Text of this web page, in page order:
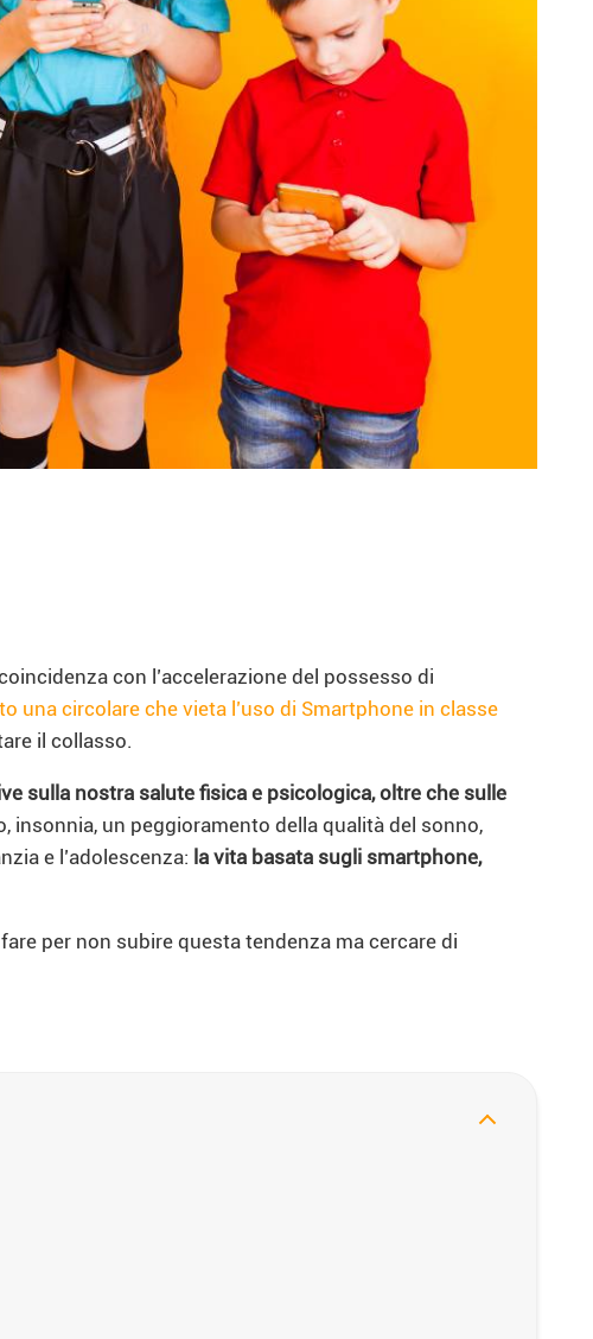
con l’accelerazione del possesso di
una circolare che vieta l’uso di Smartphone in classe
il collasso.
sulla nostra salute fisica e psicologica, oltre che sulle
un peggioramento della qualità del sonno,
e l’adolescenza: la vita basata sugli smartphone,
per non subire questa tendenza ma cercare di